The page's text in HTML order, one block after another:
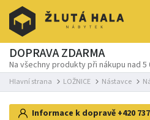
DOPRAVA ZDARMA
Na všechny produkty při nákupu nad 5
Hlavní strana LOŽNICE Nástavce
Informace k dopravě +420